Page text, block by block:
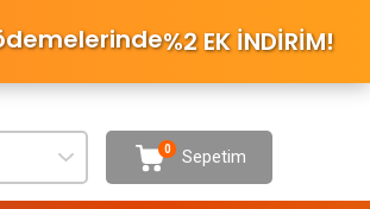
%2 EK İNDİRİM!
Sepetim
0